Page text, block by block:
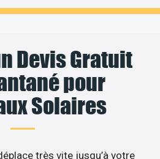
Devis Gratuit
pour
Solaires
très vite jusqu’à votre